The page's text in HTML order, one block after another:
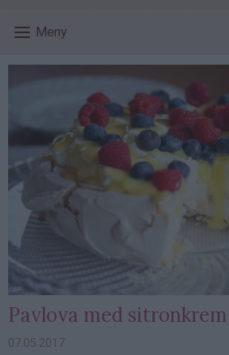
Meny
Pavlova med
07.05.2017